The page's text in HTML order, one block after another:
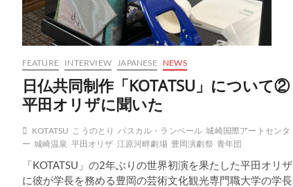
FEATURE INTERVIEW JAPANESE NEWS
日仏共同制作「KOTATSU」について②
平田オリザに聞いた
KOTATSU こうのとり パスカル・ランベール 城崎国際アートセンタ
ー 城崎温泉 平田オリザ 江原河畔劇場 豊岡演劇祭 青年団
「KOTATSU」の2年ぶりの世界初演を果たした平田オリザ
に彼が学長を務める豊岡の芸術文化観光専門職大学の学長